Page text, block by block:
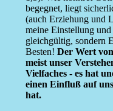
begegnet, liegt
(auch Erziehung und
meine Einstellung
gleichgültig, sondern
Besten! Der Wert
meist unser
Vielfaches - es hat
einen Einfluß auf
hat.